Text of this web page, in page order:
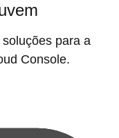
para a
Console.